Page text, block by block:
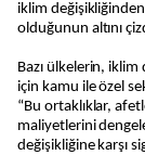
iklim
olduğunun altını
Bazı ülkelerin,
için kamu ile özel
“Bu ortaklıklar,
maliyetlerini
değişikliğine karşı